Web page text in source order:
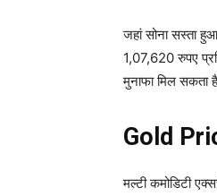
जहां सोना सस्ता
1,07,620 रुपए
मुनाफा मिल सकता
Gold
मल्टी कमोडिटी